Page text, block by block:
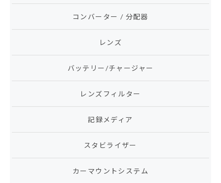
コンバーター / 分配器
レンズ
バッテリー/チャージャー
レンズフィルター
記録メディア
スタビライザー
カーマウントシステム